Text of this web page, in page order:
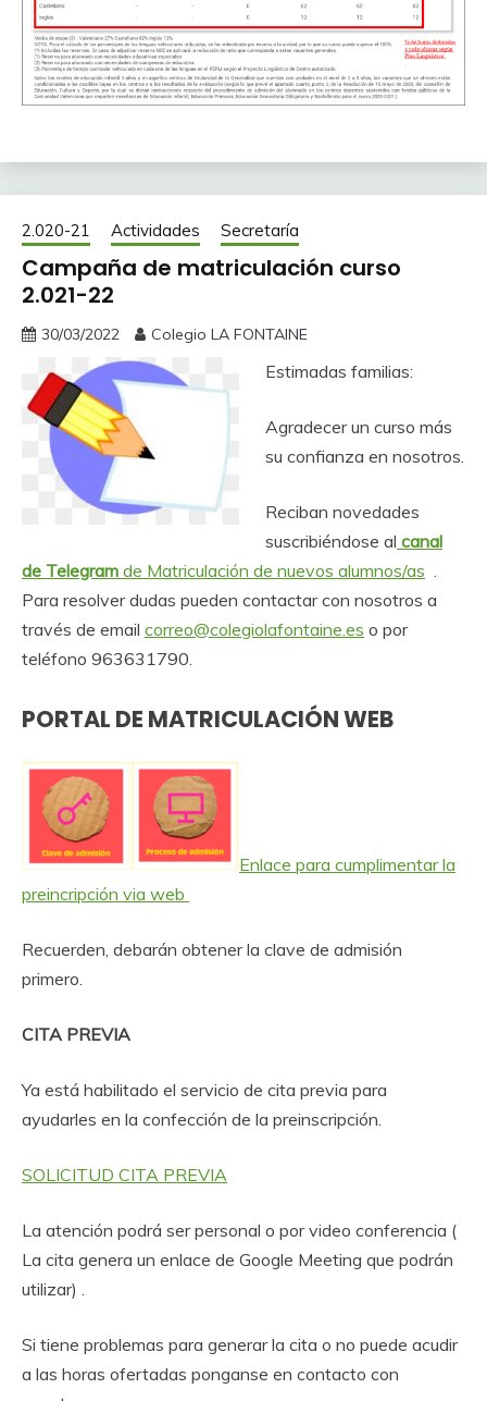
2.020-21 Actividades Secretaría
Campaña de matriculación curso
2.021-22
30/03/2022 Colegio LA FONTAINE
Estimadas familias:
Agradecer un curso más
su confianza en nosotros.
Reciban novedades
suscribiéndose al canal
de Telegram de Matriculación de nuevos alumnos/as .
Para resolver dudas pueden contactar con nosotros a
través de email correo@colegiolafontaine.es o por
teléfono 963631790.
PORTAL DE MATRICULACIÓN WEB
Enlace para cumplimentar la
preincripción via web
Recuerden, debarán obtener la clave de admisión
primero.
CITA PREVIA
Ya está habilitado el servicio de cita previa para
ayudarles en la confección de la preinscripción.
SOLICITUD CITA PREVIA
La atención podrá ser personal o por video conferencia (
La cita genera un enlace de Google Meeting que podrán
utilizar) .
Si tiene problemas para generar la cita o no puede acudir
a las horas ofertadas ponganse en contacto con